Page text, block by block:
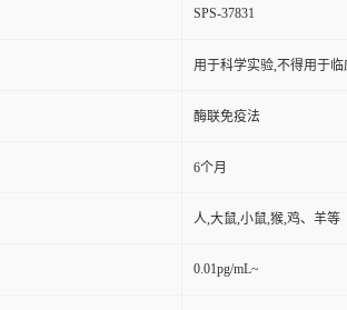
SPS-37831
用于科学实验,不得用于临
酶联免疫法
6个月
人,大鼠,小鼠,猴,鸡、羊等
0.01pg/mL~